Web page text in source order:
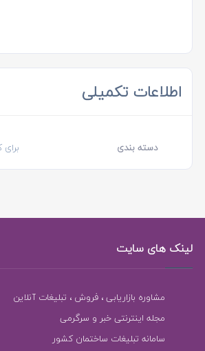
اطلاعات تکمیلی
دسته بندی
لینک های سایت
مشاوره بازاریابی ، فروش ، تبلیغات آنلاین
مجله اینترنتی خبر و سرگرمی
سامانه تبلیغات ساختمان کشور